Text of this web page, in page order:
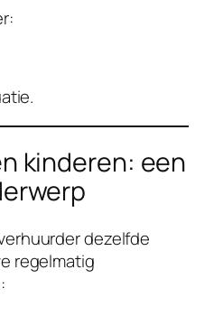
kinderen: een
dezelfde
regelmatig